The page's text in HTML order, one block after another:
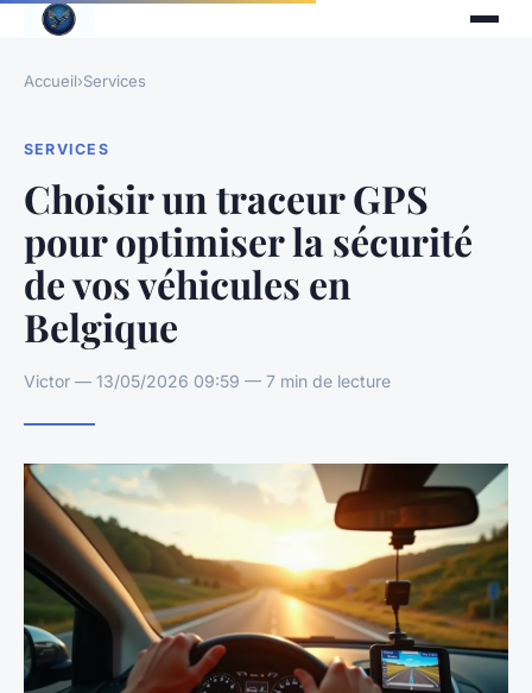
Accueil›Services
SERVICES
Choisir un traceur GPS
pour optimiser la sécurité
de vos véhicules en
Belgique
Victor — 13/05/2026 09:59 — 7 min de lecture